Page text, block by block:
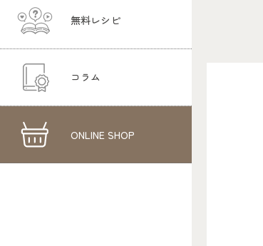
無料レシピ
コラム
ONLINE SHOP